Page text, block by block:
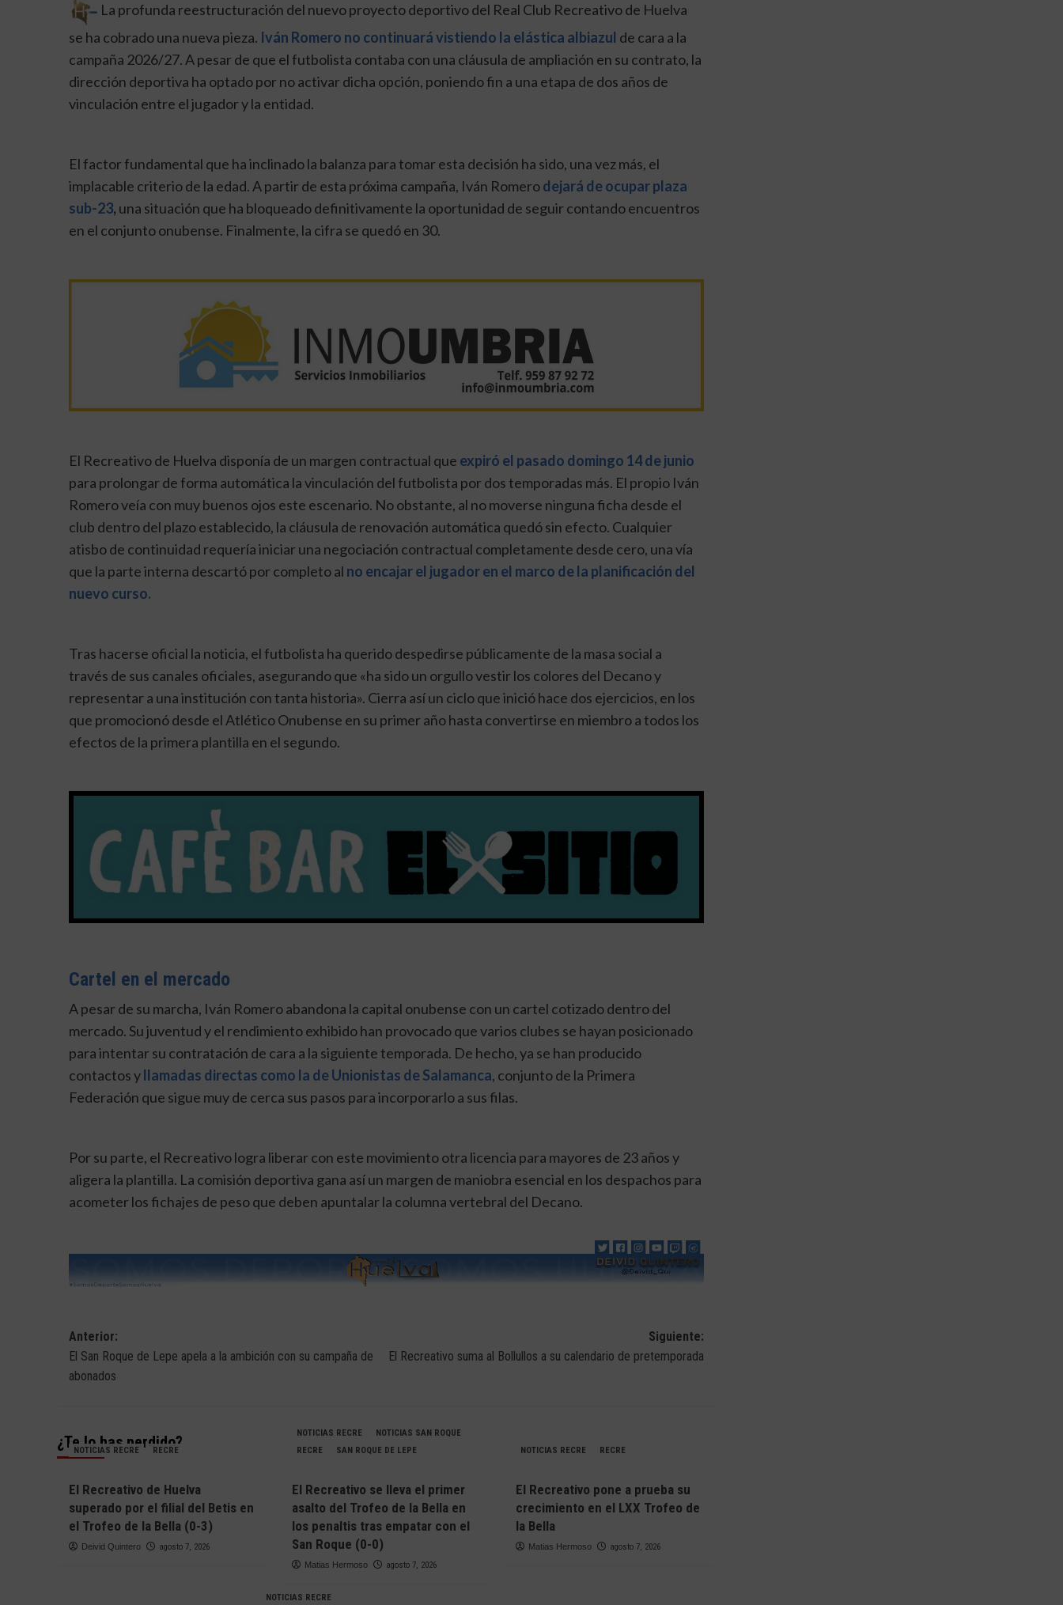
La profunda reestructuración del nuevo proyecto deportivo del Real Club Recreativo de Huelva
se ha cobrado una nueva pieza. Iván Romero no continuará vistiendo la elástica albiazul de cara a la
campaña 2026/27. A pesar de que el futbolista contaba con una cláusula de ampliación en su contrato, la
dirección deportiva ha optado por no activar dicha opción, poniendo fin a una etapa de dos años de
vinculación entre el jugador y la entidad.
El factor fundamental que ha inclinado la balanza para tomar esta decisión ha sido, una vez más, el
implacable criterio de la edad. A partir de esta próxima campaña, Iván Romerodejará de ocupar plaza
sub-23, una situación que ha bloqueado definitivamente la oportunidad de seguir contando encuentros
en el conjunto onubense. Finalmente, la cifra se quedó en 30.
El Recreativo de Huelva disponía de un margen contractual que expiró el pasado domingo 14 de junio
para prolongar de forma automática la vinculación del futbolista por dos temporadas más. El propio Iván
Romero veía con muy buenos ojos este escenario. No obstante, al no moverse ninguna ficha desde el
club dentro del plazo establecido, la cláusula de renovación automática quedó sin efecto. Cualquier
atisbo de continuidad requería iniciar una negociación contractual completamente desde cero, una vía
que la parte interna descartó por completo al no encajar el jugador en el marco de la planificación del
nuevo curso.
Tras hacerse oficial la noticia, el futbolista ha querido despedirse públicamente de la masa social a
través de sus canales oficiales, asegurando que «ha sido un orgullo vestir los colores del Decano y
representar a una institución con tanta historia». Cierra así un ciclo que inició hace dos ejercicios, en los
que promocionó desde el Atlético Onubense en su primer año hasta convertirse en miembro a todos los
efectos de la primera plantilla en el segundo.
Cartel en el mercado
A pesar de su marcha, Iván Romero abandona la capital onubense con un cartel cotizado dentro del
mercado. Su juventud y el rendimiento exhibido han provocado que varios clubes se hayan posicionado
para intentar su contratación de cara a la siguiente temporada. De hecho, ya se han producido
contactos yllamadas directas como la de Unionistas de Salamanca, conjunto de la Primera
Federación que sigue muy de cerca sus pasos para incorporarlo a sus filas.
Por su parte, el Recreativo logra liberar con este movimiento otra licencia para mayores de 23 años y
aligera la plantilla. La comisión deportiva gana así un margen de maniobra esencial en los despachos para
acometer los fichajes de peso que deben apuntalar la columna vertebral del Decano.
Navegación
de
Anterior:
El San Roque de Lepe apela a la ambición con su campaña de
abonados
Siguiente:
El Recreativo suma al Bollullos a su calendario de pretemporada
¿Te lo has perdido?
NOTICIAS RECRE RECRE
El Recreativo de Huelva
superado por el filial del Betis en
el Trofeo de la Bella (0-3)
Deivid Quintero agosto 7, 2026
NOTICIAS RECRE
NOTICIAS SAN ROQUE
RECRE
SAN ROQUE DE LEPE
El Recreativo se lleva el primer
asalto del Trofeo de la Bella en
los penaltis tras empatar con el
San Roque (0-0)
Matias Hermoso agosto 7, 2026
NOTICIAS RECRE RECRE
El Recreativo pone a prueba su
crecimiento en el LXX Trofeo de
la Bella
Matias Hermoso agosto 7, 2026
NOTICIAS RECRE